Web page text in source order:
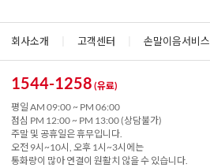
회사소개 고객센터 손말이음서비스
1544-1258 (유료)
평일 AM 09:00 ~ PM 06:00
점심 PM 12:00 ~ PM 13:00 (상담불가)
주말 및 공휴일은 휴무입니다.
오전 9시~10시, 오후 1시~3시에는
통화량이 많아 연결이 원활치 않을 수 있습니다.